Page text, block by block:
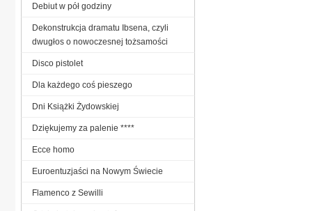
Debiut w pół godziny
Dekonstrukcja dramatu Ibsena, czyli
dwugłos o nowoczesnej tożsamości
Disco pistolet
Dla każdego coś pieszego
Dni Książki Żydowskiej
Dziękujemy za palenie ****
Ecce homo
Euroentuzjaści na Nowym Świecie
Flamenco z Sewilli